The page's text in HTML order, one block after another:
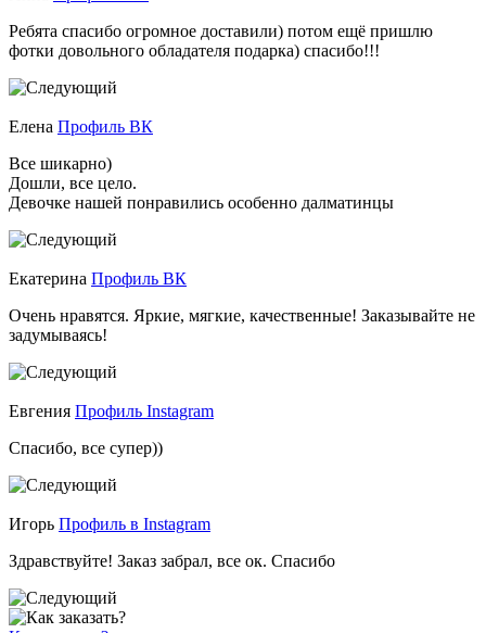
Ребята спасибо огромное доставили) потом ещё пришлю
фотки довольного обладателя подарка) спасибо!!!
Елена Профиль ВК
Все шикарно)
Дошли, все цело.
Девочке нашей понравились особенно далматинцы
Екатерина Профиль ВК
Очень нравятся. Яркие, мягкие, качественные! Заказывайте не
задумываясь!
Евгения Профиль Instagram
Спасибо, все супер))
Игорь Профиль в Instagram
Здравствуйте! Заказ забрал, все ок. Спасибо